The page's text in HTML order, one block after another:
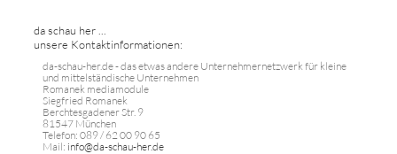
da schau her ...
unsere Kontaktinformationen:
da-schau-her.de - das etwas andere Unternehmernetzwerk für kleine
und mittelständische Unternehmen
Romanek mediamodule
Siegfried Romanek
Berchtesgadener Str. 9
81547 München
Telefon: 089 / 62 00 90 65
Mail: info@da-schau-her.de